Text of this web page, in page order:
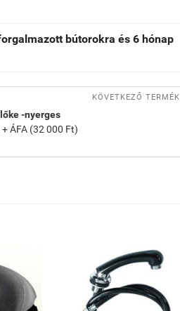
bútorokra és 6 hónap
KÖVETKEZŐ TERMÉK
-nyerges
ÁFA (32 000 Ft)